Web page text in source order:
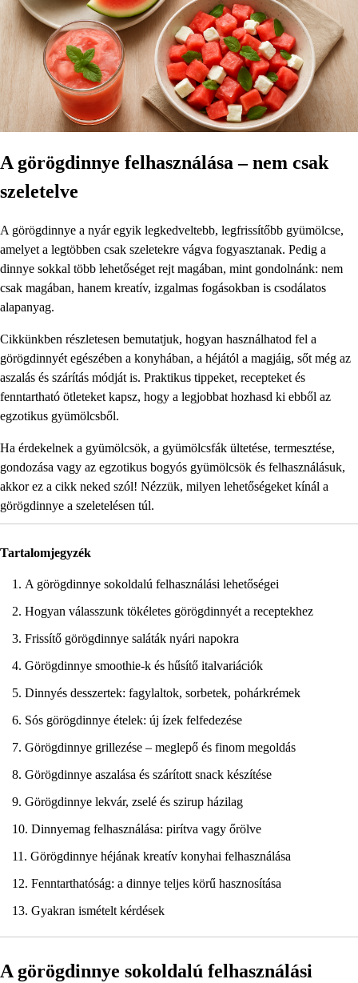
A görögdinnye felhasználása – nem csak
szeletelve
A görögdinnye a nyár egyik legkedveltebb, legfrissítőbb gyümölcse,
amelyet a legtöbben csak szeletekre vágva fogyasztanak. Pedig a
dinnye sokkal több lehetőséget rejt magában, mint gondolnánk: nem
csak magában, hanem kreatív, izgalmas fogásokban is csodálatos
alapanyag.
Cikkünkben részletesen bemutatjuk, hogyan használhatod fel a
görögdinnyét egészében a konyhában, a héjától a magjáig, sőt még az
aszalás és szárítás módját is. Praktikus tippeket, recepteket és
fenntartható ötleteket kapsz, hogy a legjobbat hozhasd ki ebből az
egzotikus gyümölcsből.
Ha érdekelnek a gyümölcsök, a gyümölcsfák ültetése, termesztése,
gondozása vagy az egzotikus bogyós gyümölcsök és felhasználásuk,
akkor ez a cikk neked szól! Nézzük, milyen lehetőségeket kínál a
görögdinnye a szeletelésen túl.
Tartalomjegyzék
A görögdinnye sokoldalú felhasználási lehetőségei
Hogyan válasszunk tökéletes görögdinnyét a receptekhez
Frissítő görögdinnye saláták nyári napokra
Görögdinnye smoothie-k és hűsítő italvariációk
Dinnyés desszertek: fagylaltok, sorbetek, pohárkrémek
Sós görögdinnye ételek: új ízek felfedezése
Görögdinnye grillezése – meglepő és finom megoldás
Görögdinnye aszalása és szárított snack készítése
Görögdinnye lekvár, zselé és szirup házilag
Dinnyemag felhasználása: pirítva vagy őrölve
Görögdinnye héjának kreatív konyhai felhasználása
Fenntarthatóság: a dinnye teljes körű hasznosítása
Gyakran ismételt kérdések
A görögdinnye sokoldalú felhasználási